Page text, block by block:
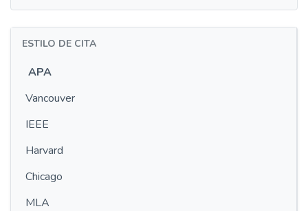
ESTILO DE CITA
APA
Vancouver
IEEE
Harvard
Chicago
MLA